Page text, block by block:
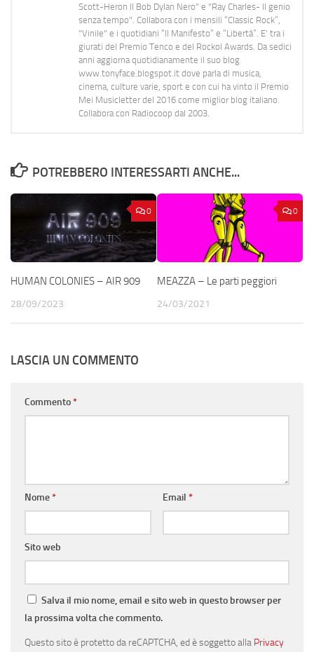
Scott-Heron Il Bob Dylan Nero" e "Ray Charles- Il genio
senza tempo". Collabora con i mensili “Classic Rock”,
"Vinile" e i quotidiani “Il Manifesto” e “Libertà”. E' tra i
giurati del Premio Tenco e del Rockol Awards. Da sedici
anni aggiorna quotidianamente il suo blog
www.tonyface.blogspot.it dove parla di musica,
cinema, culture varie, sport e con cui ha vinto il Premio
Mei Musicletter del 2016 come miglior blog italiano.
Collabora con Radiocoop dal 2003.
POTREBBERO INTERESSARTI ANCHE...
0
HUMAN COLONIES – AIR 909
28/09/2023
0
MEAZZA – Le parti peggiori
24/03/2021
LASCIA UN COMMENTO
Commento*
Nome* Email *
Sito web
Salva il mio nome, email e sito web in questo browser per
la prossima volta che commento.
Questo sito è protetto da reCAPTCHA, ed è soggetto alla Privacy